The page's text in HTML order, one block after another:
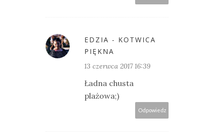
EDZIA - KOTWICA
PIĘKNA
13 czerwca 2017 16:39
Ładna chusta
plażowa;)
Odpowiedz